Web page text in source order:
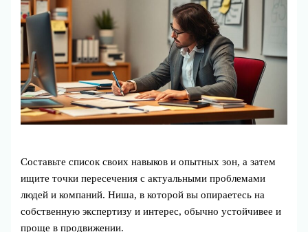
Составьте список своих навыков и опытных зон, а затем
ищите точки пересечения с актуальными проблемами
людей и компаний. Ниша, в которой вы опираетесь на
собственную экспертизу и интерес, обычно устойчивее и
проще в продвижении.